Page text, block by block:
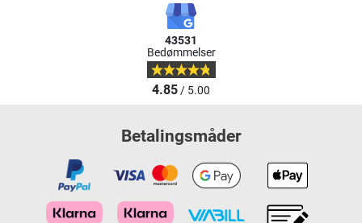
43531
Bedømmelser
4.85/ 5.00
Betalingsmåder